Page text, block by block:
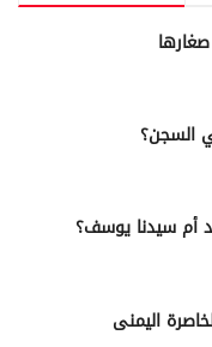
السجن؟
أم سيدنا يوسف؟
اليمنى